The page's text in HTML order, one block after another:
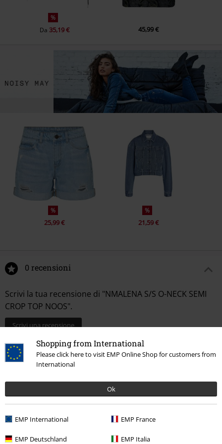
Shopping from International
Please click here to visit EMP Online Shop for customers from
International
Ok
EMP International EMP France
EMP Deutschland EMP Italia
%
Da 35,19 € 45,99 €
%
25,99 €
%
21,59 €
0 recensioni
Scrivi la tua recensione di "NMALENA S/S O-NECK SEMI
CROP TOP NOOS".
Scrivi una recensione
Ultimi articoli visualizzati